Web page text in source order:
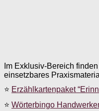
Im Exklusiv-Bereich
einsetzbares
⭐ Erzählkartenpaket
⭐ Wörterbingo